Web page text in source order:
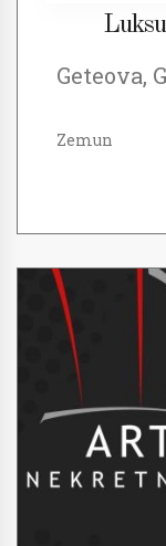
Geteova,
Zemun